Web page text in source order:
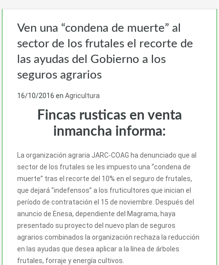
Ven una “condena de muerte” al
sector de los frutales el recorte de
las ayudas del Gobierno a los
seguros agrarios
16/10/2016 en Agricultura
Fincas rusticas en venta
inmancha informa:
La organización agraria JARC-COAG ha denunciado que al
sector de los frutales se les impuesto una “condena de
muerte” tras el recorte del 10% en el seguro de frutales,
que dejará “indefensos” a los fruticultores que inician el
período de contratación el 15 de noviembre. Después del
anuncio de Enesa, dependiente del Magrama, haya
presentado su proyecto del nuevo plan de seguros
agrarios combinados la organización rechaza la reducción
en las ayudas que desea aplicar a la línea de árboles
frutales, forraje y energía cultivos.